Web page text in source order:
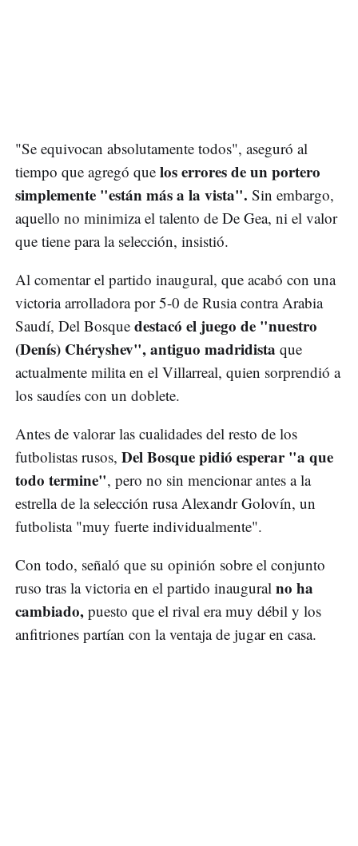
"Se equivocan absolutamente todos", aseguró al
tiempo que agregó que los errores de un portero
simplemente "están más a la vista". Sin embargo,
aquello no minimiza el talento de De Gea, ni el valor
que tiene para la selección, insistió.
Al comentar el partido inaugural, que acabó con una
victoria arrolladora por 5-0 de Rusia contra Arabia
Saudí, Del Bosque destacó el juego de "nuestro
(Denís) Chéryshev", antiguo madridista que
actualmente milita en el Villarreal, quien sorprendió a
los saudíes con un doblete.
Antes de valorar las cualidades del resto de los
futbolistas rusos, Del Bosque pidió esperar "a que
todo termine", pero no sin mencionar antes a la
estrella de la selección rusa Alexandr Golovín, un
futbolista "muy fuerte individualmente".
Con todo, señaló que su opinión sobre el conjunto
ruso tras la victoria en el partido inaugural no ha
cambiado, puesto que el rival era muy débil y los
anfitriones partían con la ventaja de jugar en casa.